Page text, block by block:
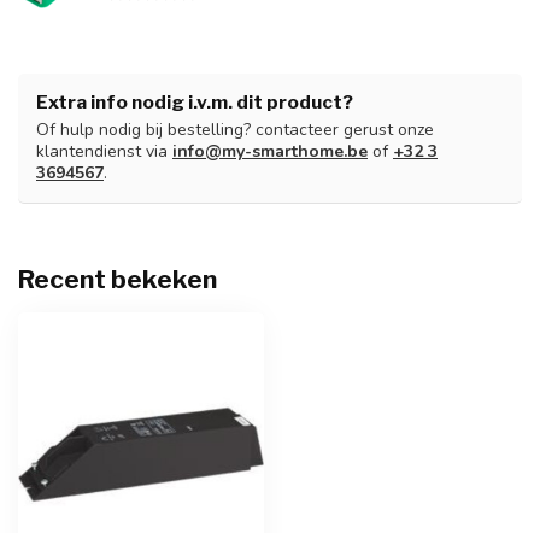
Extra info nodig i.v.m. dit product?
Of hulp nodig bij bestelling? contacteer gerust onze
klantendienst via info@my-smarthome.be of +32 3
3694567.
Recent bekeken